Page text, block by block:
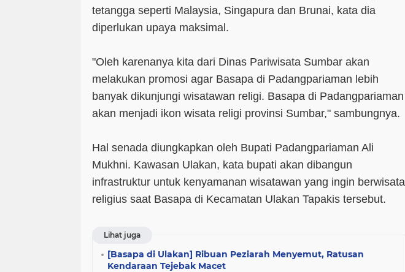
tetangga seperti Malaysia, Singapura dan Brunai, kata dia
diperlukan upaya maksimal.
"Oleh karenanya kita dari Dinas Pariwisata Sumbar akan
melakukan promosi agar Basapa di Padangpariaman lebih
banyak dikunjungi wisatawan religi. Basapa di Padangpariaman
akan menjadi ikon wisata religi provinsi Sumbar," sambungnya.
Hal senada diungkapkan oleh Bupati Padangpariaman Ali
Mukhni. Kawasan Ulakan, kata bupati akan dibangun
infrastruktur untuk kenyamanan wisatawan yang ingin berwisata
religius saat Basapa di Kecamatan Ulakan Tapakis tersebut.
Lihat juga
[Basapa di Ulakan] Ribuan Peziarah Menyemut, Ratusan
Kendaraan Tejebak Macet